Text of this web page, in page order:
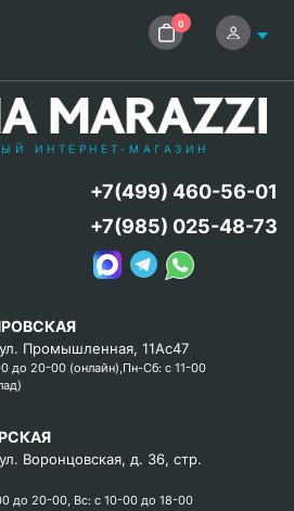
0
ИНТЕРНЕТ-МАГАЗИН
Промышленная, 11Ас47
до 20-00 (онлайн),Пн-Сб: с 11-00
Воронцовская, д. 36, стр.
до 20-00, Вс: с 10-00 до 18-00
+7(499) 460-56-01
+7(985) 025-48-73